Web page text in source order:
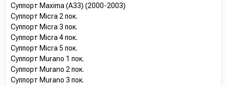
Суппорт Maxima (A33) (2000-2003)
Суппорт Micra 2 пок.
Суппорт Micra 3 пок.
Суппорт Micra 4 пок.
Суппорт Micra 5 пок.
Суппорт Murano 1 пок.
Суппорт Murano 2 пок.
Суппорт Murano 3 пок.